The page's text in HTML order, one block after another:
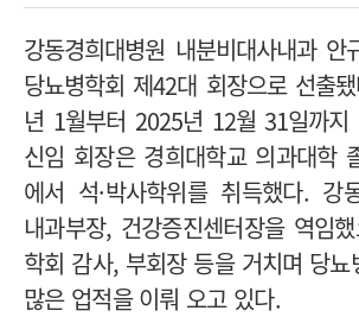
강동경희대병원 내분비대사내과
당뇨병학회 제42대 회장으로 선출
년 1월부터 2025년 12월 31일까지
신임 회장은 경희대학교 의과대학
에서 석·박사학위를 취득했다. 강
내과부장, 건강증진센터장을 역임
학회 감사, 부회장 등을 거치며 당
많은 업적을 이뤄 오고 있다.